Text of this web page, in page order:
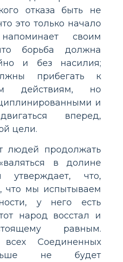
отказа быть не
это только начало
своим
борьба должна
и без насилия;
прибегать к
действиям, но
и
вперед,
цели.
людей продолжать
в долине
утверждает, что,
что мы испытываем
у него есть
народ восстал и
равным.
Соединенных
не будет